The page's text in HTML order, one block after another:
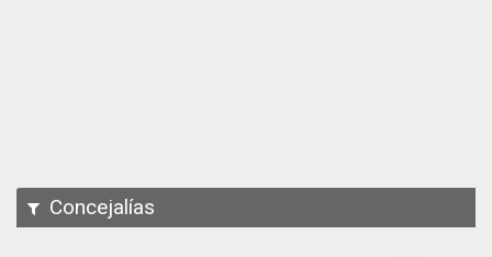
Concejalías